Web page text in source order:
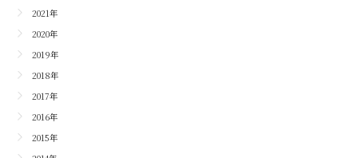
2021年
2020年
2019年
2018年
2017年
2016年
2015年